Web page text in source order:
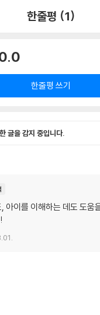
한줄평 (1)
한줄평 쓰기
글을 감지 중입니다.
아이를 이해하는 데도 도움